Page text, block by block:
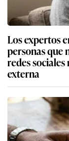
Los expertos
personas que
redes
externa